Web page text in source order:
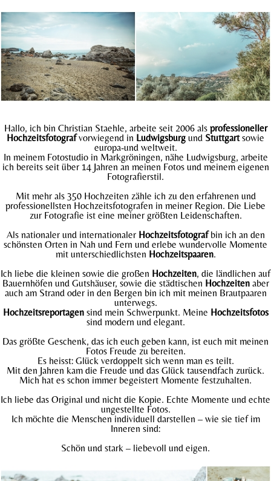
Hallo, ich bin Christian Staehle, arbeite seit 2006 als professioneller
Hochzeitsfotografvorwiegend in Ludwigsburg und Stuttgartsowie
europa-und weltweit.
In meinem Fotostudio in Markgröningen, nähe Ludwigsburg, arbeite
ich bereits seit über 14 Jahren an meinen Fotos und meinem eigenen
Fotografierstil.
Mit mehr als 350 Hochzeiten zähle ich zu den erfahrenen und
professionellsten Hochzeitsfotografen in meiner Region. Die Liebe
zur Fotografie ist eine meiner größten Leidenschaften.
Als nationaler und internationaler Hochzeitsfotografbin ich an den
schönsten Orten in Nah und Fern und erlebe wundervolle Momente
mit unterschiedlichsten Hochzeitspaaren.
Ich liebe die kleinen sowie die großen Hochzeiten, die ländlichen auf
Bauernhöfen und Gutshäuser, sowie die städtischen Hochzeitenaber
auch am Strand oder in den Bergen bin ich mit meinen Brautpaaren
unterwegs.
Hochzeitsreportagensind mein Schwerpunkt. Meine Hochzeitsfotos
sind modern und elegant.
Das größte Geschenk, das ich euch geben kann, ist euch mit meinen
Fotos Freude zu bereiten.
Es heisst: Glück verdoppelt sich wenn man es teilt.
Mit den Jahren kam die Freude und das Glück tausendfach zurück.
Mich hat es schon immer begeistert Momente festzuhalten.
Ich liebe das Original und nicht die Kopie. Echte Momente und echte
ungestellte Fotos.
Ich möchte die Menschen individuell darstellen – wie sie tief im
Inneren sind:
Schön und stark – liebevoll und eigen.